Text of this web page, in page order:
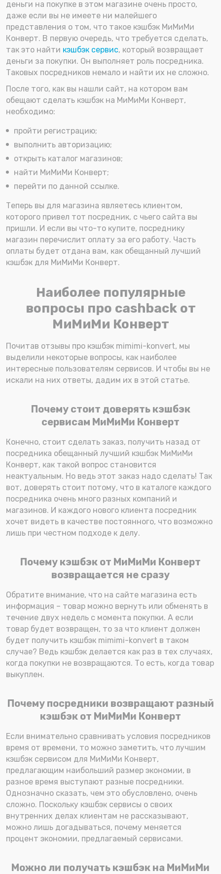
деньги на покупке в этом магазине очень просто,
даже если вы не имеете ни малейшего
представления о том, что такое кэшбэк МиМиМи
Конверт. В первую очередь, что требуется сделать,
так это найти кэшбэк сервис, который возвращает
деньги за покупки. Он выполняет роль посредника.
Таковых посредников немало и найти их не сложно.
После того, как вы нашли сайт, на котором вам
обещают сделать кэшбэк на МиМиМи Конверт,
необходимо:
пройти регистрацию;
выполнить авторизацию;
открыть каталог магазинов;
найти МиМиМи Конверт;
перейти по данной ссылке.
Теперь вы для магазина являетесь клиентом,
которого привел тот посредник, с чьего сайта вы
пришли. И если вы что-то купите, посреднику
магазин перечислит оплату за его работу. Часть
оплаты будет отдана вам, как обещанный лучший
кэшбэк для МиМиМи Конверт.
Наиболее популярные
вопросы про cashback от
МиМиМи Конверт
Почитав отзывы про кэшбэк mimimi-konvert, мы
выделили некоторые вопросы, как наиболее
интересные пользователям сервисов. И чтобы вы не
искали на них ответы, дадим их в этой статье.
Почему стоит доверять кэшбэк
сервисам МиМиМи Конверт
Конечно, стоит сделать заказ, получить назад от
посредника обещанный лучший кэшбэк МиМиМи
Конверт, как такой вопрос становится
неактуальным. Но ведь этот заказ надо сделать! Так
вот, доверять стоит потому, что в каталоге каждого
посредника очень много разных компаний и
магазинов. И каждого нового клиента посредник
хочет видеть в качестве постоянного, что возможно
лишь при честном подходе к делу.
Почему кэшбэк от МиМиМи Конверт
возвращается не сразу
Обратите внимание, что на сайте магазина есть
информация – товар можно вернуть или обменять в
течение двух недель с момента покупки. А если
товар будет возвращен, то за что клиент должен
будет получить кэшбэк mimimi-konvert в таком
случае? Ведь кэшбэк делается как раз в тех случаях,
когда покупки не возвращаются. То есть, когда товар
выкуплен.
Почему посредники возвращают разный
кэшбэк от МиМиМи Конверт
Если внимательно сравнивать условия посредников
время от времени, то можно заметить, что лучшим
кэшбэк сервисом для МиМиМи Конверт,
предлагающим наибольший размер экономии, в
разное время выступают разные посредники.
Однозначно сказать, чем это обусловлено, очень
сложно. Поскольку кэшбэк сервисы о своих
внутренних делах клиентам не рассказывают,
можно лишь догадываться, почему меняется
процент экономии, предлагаемый сервисами.
Можно ли получать кэшбэк на МиМиМи